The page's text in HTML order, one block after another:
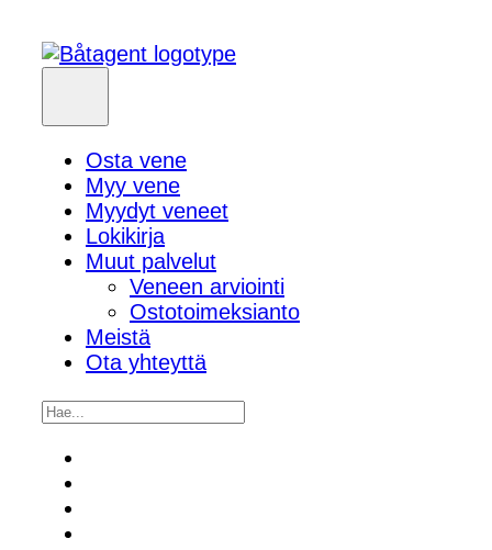
Osta vene
Myy vene
Myydyt veneet
Lokikirja
Muut palvelut
Veneen arviointi
Ostotoimeksianto
Meistä
Ota yhteyttä